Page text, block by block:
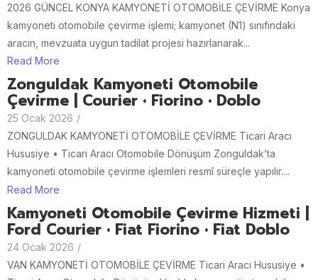
2026 GÜNCEL KONYA KAMYONETİ OTOMOBİLE ÇEVİRME Konya
kamyoneti otomobile çevirme işlemi; kamyonet (N1) sınıfındaki
aracın, mevzuata uygun tadilat projesi hazırlanarak...
Read More
Zonguldak Kamyoneti Otomobile
Çevirme | Courier • Fiorino • Doblo
25 Ocak 2026 /
ZONGULDAK KAMYONETİ OTOMOBİLE ÇEVİRME Ticari Aracı
Hususiye • Ticari Aracı Otomobile Dönüşüm Zonguldak’ta
kamyoneti otomobile çevirme işlemleri resmî süreçle yapılır....
Read More
Kamyoneti Otomobile Çevirme Hizmeti |
Ford Courier • Fiat Fiorino • Fiat Doblo
24 Ocak 2026 /
VAN KAMYONETİ OTOMOBİLE ÇEVİRME Ticari Aracı Hususiye •